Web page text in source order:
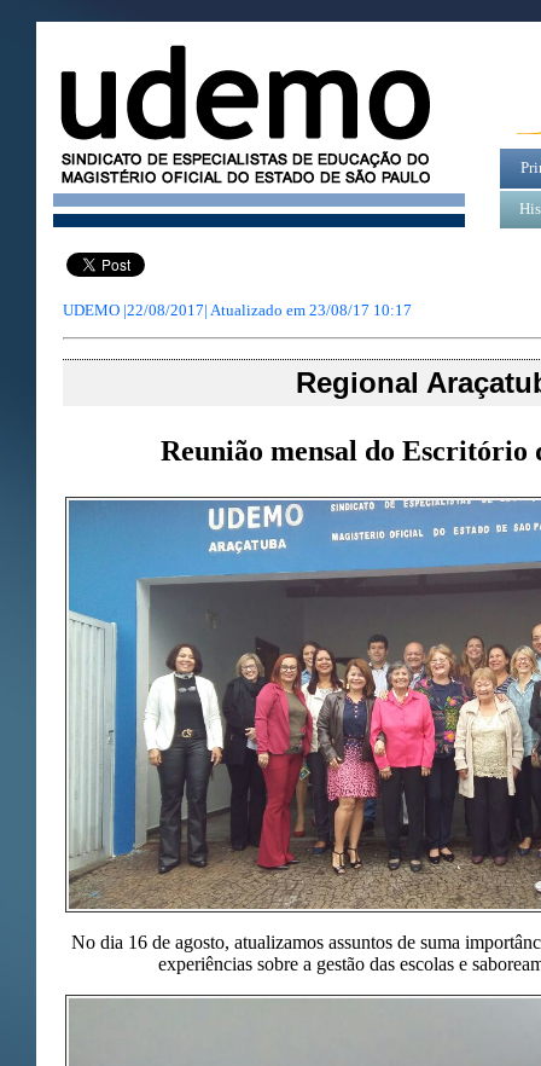
UDEMO |22/08/2017| Atualizado em 23/08/17 10:17
Regional
Reunião mensal do Escritório
No dia 16 de agosto, atualizamos assuntos de suma
experiências sobre a gestão das escolas e